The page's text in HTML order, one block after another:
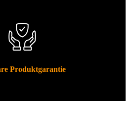
Produktgarantie